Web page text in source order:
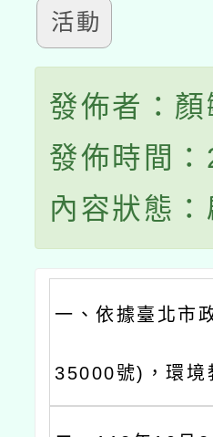
活動
發佈者：顏
發佈時間
內容狀態：
一、依據臺北市
35000號)，環境